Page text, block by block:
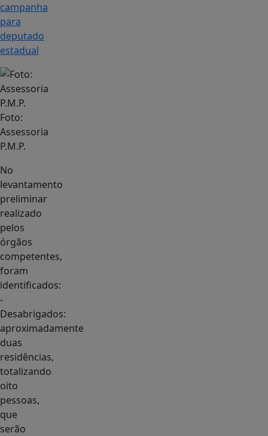
campanha
para
deputado
estadual
Foto:
Assessoria
P.M.P.
No
levantamento
preliminar
realizado
pelos
órgãos
competentes,
foram
identificados:
-
Desabrigados:
aproximadamente
duas
residências,
totalizando
oito
pessoas,
que
serão